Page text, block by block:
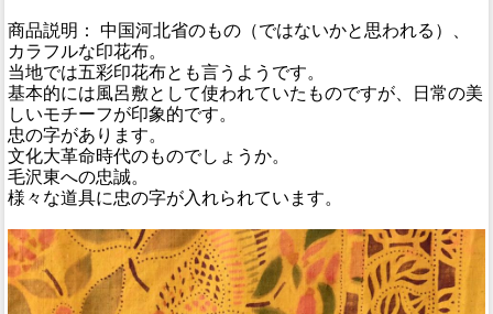
商品説明： 中国河北省のもの（ではないかと思われる）、
カラフルな印花布。
当地では五彩印花布とも言うようです。
基本的には風呂敷として使われていたものですが、日常の美
しいモチーフが印象的です。
忠の字があります。
文化大革命時代のものでしょうか。
毛沢東への忠誠。
様々な道具に忠の字が入れられています。